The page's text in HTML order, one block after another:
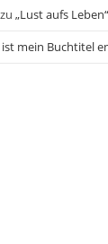
zu „Lust aufs Leben“
ist mein Buchtitel